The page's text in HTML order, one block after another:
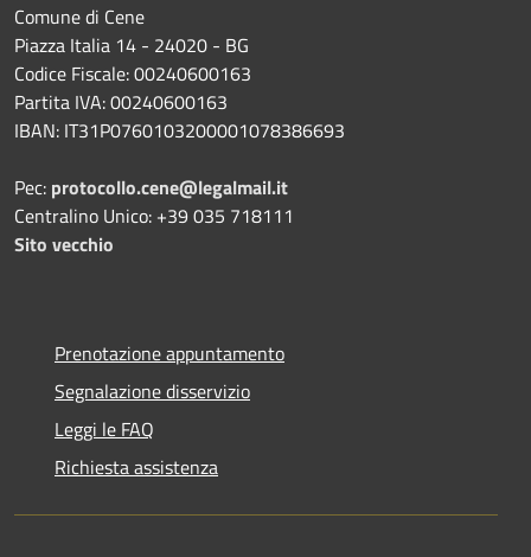
Comune di Cene
Piazza Italia 14 - 24020 - BG
Codice Fiscale: 00240600163
Partita IVA: 00240600163
IBAN: IT31P0760103200001078386693
Pec: protocollo.cene@legalmail.it
Centralino Unico: +39 035 718111
Sito vecchio
Prenotazione appuntamento
Segnalazione disservizio
Leggi le FAQ
Richiesta assistenza